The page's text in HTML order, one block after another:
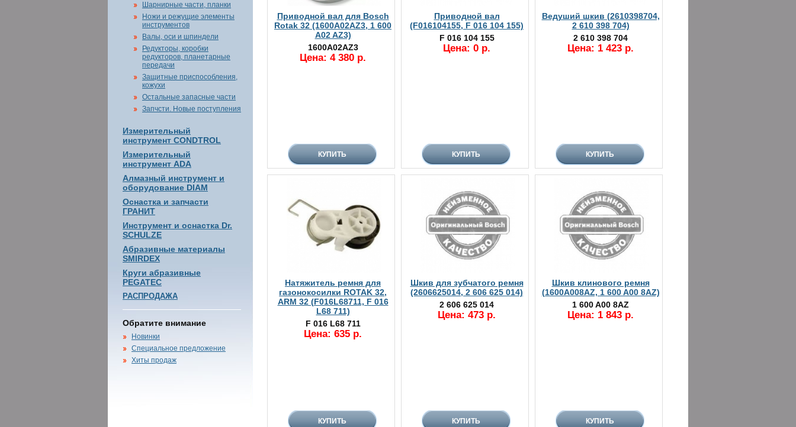
Шарнирные части, планки
Ножи и режущие элементы
инструментов
Валы, оси и шпиндели
Редукторы, коробки
редукторов, планетарные
передачи
Защитные приспособления,
кожухи
Остальные запасные части
Запчсти. Новые поступления
Измерительный
инструмент CONDTROL
Измерительный
инструмент ADA
Алмазный инструмент и
оборудование DIAM
Оснастка и запчасти
ГРАНИТ
Инструмент и оснастка Dr.
SCHULZE
Абразивные материалы
SMIRDEX
Круги абразивные
PEGATEC
РАСПРОДАЖА
Обратите внимание
Новинки
Специальное предложение
Хиты продаж
Приводной вал для Bosch
Rotak 32 (1600A02AZ3, 1 600
A02 AZ3)
1600A02AZ3
Цена: 4 380 р.
Приводной вал
(F016104155, F 016 104 155)
F 016 104 155
Цена: 0 р.
Ведуший шкив (2610398704,
2 610 398 704)
2 610 398 704
Цена: 1 423 р.
Натяжитель ремня для
газонокосилки ROTAK 32,
ARM 32 (F016L68711, F 016
L68 711)
F 016 L68 711
Цена: 635 р.
Шкив для зубчатого ремня
(2606625014, 2 606 625 014)
2 606 625 014
Цена: 473 р.
Шкив клинового ремня
(1600A008AZ, 1 600 A00 8AZ)
1 600 A00 8AZ
Цена: 1 843 р.